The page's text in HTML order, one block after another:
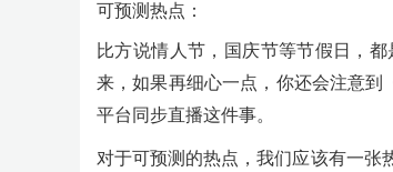
可预测热点：
比方说情人节，国庆节等节假日，
来，如果再细心一点，你还会注意到
平台同步直播这件事。
对于可预测的热点，我们应该有一张